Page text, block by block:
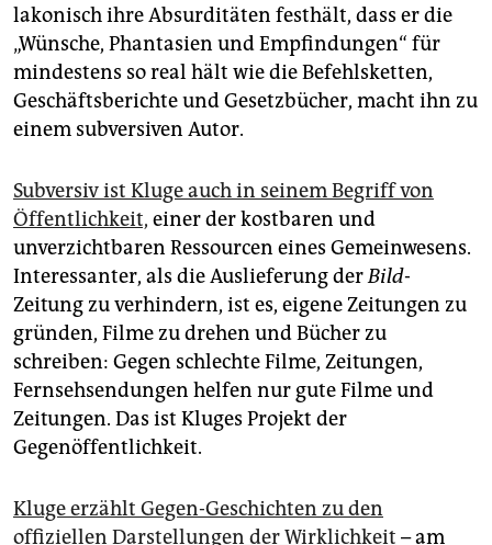
lakonisch ihre Absurditäten festhält, dass er die
„Wünsche, Phantasien und Empfindungen“ für
mindestens so real hält wie die Befehlsketten,
Geschäftsberichte und Gesetzbücher, macht ihn zu
einem subversiven Autor.
Subversiv ist Kluge auch in seinem Begriff von
Öffentlichkeit, einer der kostbaren und
unverzichtbaren Ressourcen eines Gemeinwesens.
Interessanter, als die Auslieferung derBild-
Zeitung zu verhindern, ist es, eigene Zeitungen zu
gründen, Filme zu drehen und Bücher zu
schreiben: Gegen schlechte Filme, Zeitungen,
Fernsehsendungen helfen nur gute Filme und
Zeitungen. Das ist Kluges Projekt der
Gegenöffentlichkeit.
Kluge erzählt Gegen-Geschichten zu den
offiziellen Darstellungen der Wirklichkeit – am